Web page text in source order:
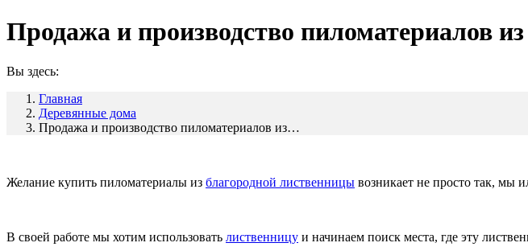
Продажа и производство пиломатериалов
Вы здесь:
Главная
Деревянные дома
Продажа и производство пиломатериалов из…
Желание купить пиломатериалы из благородной лиственницы возникает не просто так, мы
В своей работе мы хотим использовать лиственницу и начинаем поиск места, где эту